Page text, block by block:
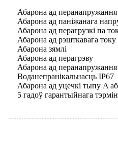
Абарона ад перанапружання
Абарона ад паніжанага
Абарона ад перагрузкі па
Абарона ад рэшткавага току
Абарона зямлі
Абарона ад перагрэву
Абарона ад перанапружання
Воданепранікальнасць IP67
Абарона ад уцечкі тыпу A
5 гадоў гарантыйнага